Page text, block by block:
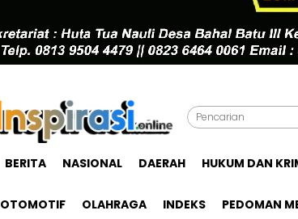
BERITA NASIONAL DAERAH HUKUM DAN
OTOMOTIF OLAHRAGA INDEKS PEDOMAN